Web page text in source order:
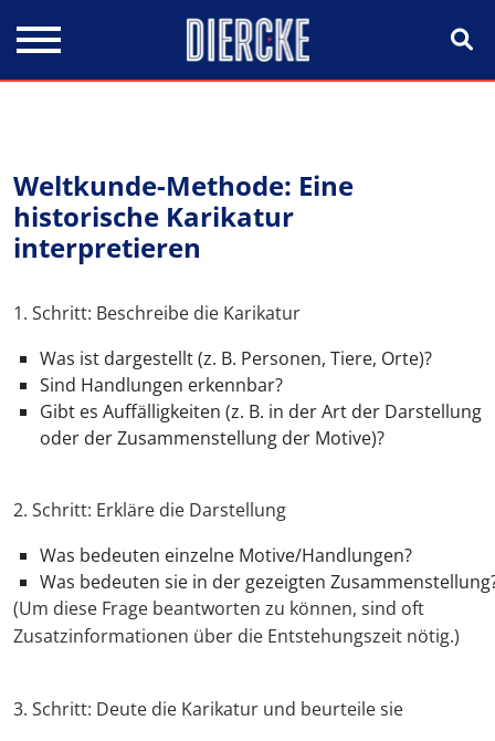
Weltkunde-Methode: Eine
historische Karikatur
interpretieren
1. Schritt: Beschreibe die Karikatur
Was ist dargestellt (z. B. Personen, Tiere, Orte)?
Sind Handlungen erkennbar?
Gibt es Auffälligkeiten (z. B. in der Art der Darstellung
oder der Zusammenstellung der Motive)?
2. Schritt: Erkläre die Darstellung
Was bedeuten einzelne Motive/Handlungen?
Was bedeuten sie in der gezeigten
(Um diese Frage beantworten zu können, sind oft
Zusatzinformationen über die Entstehungszeit nötig.)
3. Schritt: Deute die Karikatur und beurteile sie